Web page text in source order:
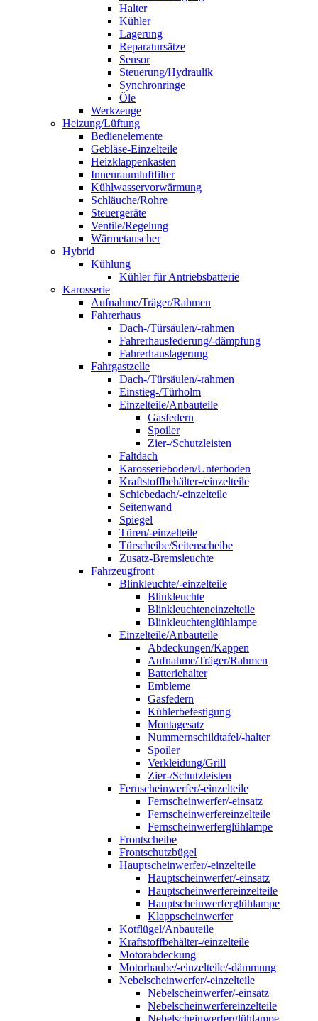
Halter
Kühler
Lagerung
Reparatursätze
Sensor
Steuerung/Hydraulik
Synchronringe
Öle
Werkzeuge
Heizung/Lüftung
Bedienelemente
Gebläse-Einzelteile
Heizklappenkasten
Innenraumluftfilter
Kühlwasservorwärmung
Schläuche/Rohre
Steuergeräte
Ventile/Regelung
Wärmetauscher
Hybrid
Kühlung
Kühler für Antriebsbatterie
Karosserie
Aufnahme/Träger/Rahmen
Fahrerhaus
Dach-/Türsäulen/-rahmen
Fahrerhausfederung/-dämpfung
Fahrerhauslagerung
Fahrgastzelle
Dach-/Türsäulen/-rahmen
Einstieg-/Türholm
Einzelteile/Anbauteile
Gasfedern
Spoiler
Zier-/Schutzleisten
Faltdach
Karosserieboden/Unterboden
Kraftstoffbehälter-/einzelteile
Schiebedach/-einzelteile
Seitenwand
Spiegel
Türen/-einzelteile
Türscheibe/Seitenscheibe
Zusatz-Bremsleuchte
Fahrzeugfront
Blinkleuchte/-einzelteile
Blinkleuchte
Blinkleuchteneinzelteile
Blinkleuchtenglühlampe
Einzelteile/Anbauteile
Abdeckungen/Kappen
Aufnahme/Träger/Rahmen
Batteriehalter
Embleme
Gasfedern
Kühlerbefestigung
Montagesatz
Nummernschildtafel/-halter
Spoiler
Verkleidung/Grill
Zier-/Schutzleisten
Fernscheinwerfer/-einzelteile
Fernscheinwerfer/-einsatz
Fernscheinwerfereinzelteile
Fernscheinwerferglühlampe
Frontscheibe
Frontschutzbügel
Hauptscheinwerfer/-einzelteile
Hauptscheinwerfer/-einsatz
Hauptscheinwerfereinzelteile
Hauptscheinwerferglühlampe
Klappscheinwerfer
Kotflügel/Anbauteile
Kraftstoffbehälter-/einzelteile
Motorabdeckung
Motorhaube/-einzelteile/-dämmung
Nebelscheinwerfer/-einzelteile
Nebelscheinwerfer/-einsatz
Nebelscheinwerfereinzelteile
Nebelscheinwerferglühlampe